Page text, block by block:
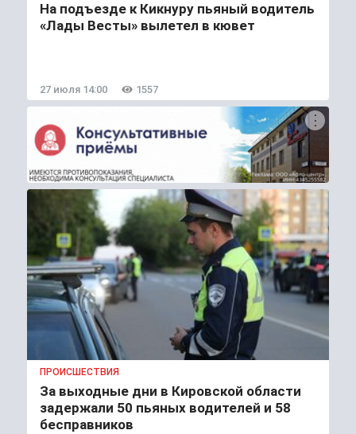
На подъезде к Кикнуру пьяный водитель
«Лады Весты» вылетел в кювет
27 июля 14:00 1557
ПРОИСШЕСТВИЯ
За выходные дни в Кировской области
задержали 50 пьяных водителей и 58
бесправников